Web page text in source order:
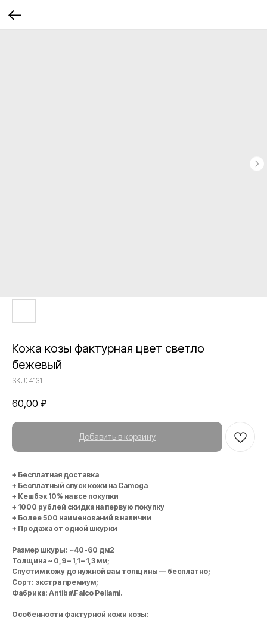
Кожа козы фактурная цвет светло
бежевый
SKU: 4131
60,00 ₽
Добавить в корзину
+ Бесплатная доставка
+ Бесплатный спуск кожи на Camoga
+ Кешбэк 10% на все покупки
+ 1000 рублей скидка на первую покупку
+ Более 500 наименований в наличии
+ Продажа от одной шкурки
Размер шкуры: ~40-60 дм2
Толщина ~ 0,9 – 1,1 – 1,3 мм;
Спустим кожу до нужной вам толщины — бесплатно;
Сорт: экстра премиум;
Фабрика: Antiba\Falco Pellami.
Особенности фактурной кожи козы: